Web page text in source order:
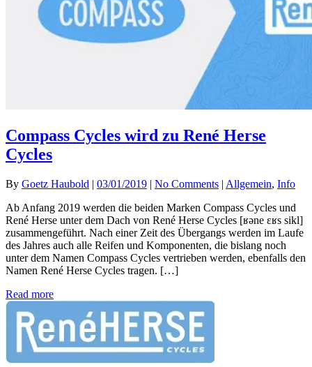
Compass Cycles wird zu René Herse
Cycles
By Goetz Haubold | 03/01/2019 | No Comments | Allgemein, Info
Ab Anfang 2019 werden die beiden Marken Compass Cycles und
René Herse unter dem Dach von René Herse Cycles [ʁəne ɛʁs sikl]
zusammengeführt. Nach einer Zeit des Übergangs werden im Laufe
des Jahres auch alle Reifen und Komponenten, die bislang noch
unter dem Namen Compass Cycles vertrieben werden, ebenfalls den
Namen René Herse Cycles tragen. […]
Read more